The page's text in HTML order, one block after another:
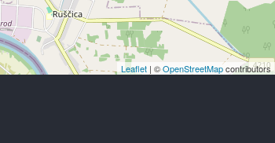
Leaflet | ©OpenStreetMapcontributors